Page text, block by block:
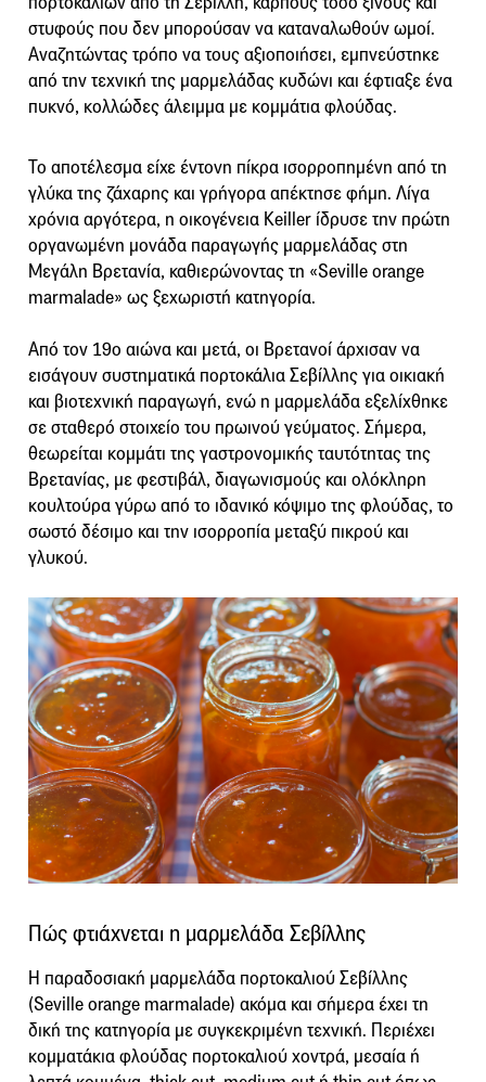
στυφούς που δεν μπορούσαν να καταναλωθούν ωμοί.
Αναζητώντας τρόπο να τους αξιοποιήσει, εμπνεύστηκε
από την τεχνική της μαρμελάδας κυδώνι και έφτιαξε ένα
πυκνό, κολλώδες άλειμμα με κομμάτια φλούδας.
Το αποτέλεσμα είχε έντονη πίκρα ισορροπημένη από τη
γλύκα της ζάχαρης και γρήγορα απέκτησε φήμη. Λίγα
χρόνια αργότερα, η οικογένεια Keiller ίδρυσε την πρώτη
οργανωμένη μονάδα παραγωγής μαρμελάδας στη
Μεγάλη Βρετανία, καθιερώνοντας τη «Seville orange
marmalade» ως ξεχωριστή κατηγορία.
Από τον 19ο αιώνα και μετά, οι Βρετανοί άρχισαν να
εισάγουν συστηματικά πορτοκάλια Σεβίλλης για οικιακή
και βιοτεχνική παραγωγή, ενώ η μαρμελάδα εξελίχθηκε
σε σταθερό στοιχείο του πρωινού γεύματος. Σήμερα,
θεωρείται κομμάτι της γαστρονομικής ταυτότητας της
Βρετανίας, με φεστιβάλ, διαγωνισμούς και ολόκληρη
κουλτούρα γύρω από το ιδανικό κόψιμο της φλούδας, το
σωστό δέσιμο και την ισορροπία μεταξύ πικρού και
γλυκού.
Πώς φτιάχνεται η μαρμελάδα Σεβίλλης
Η παραδοσιακή μαρμελάδα πορτοκαλιού Σεβίλλης
(Seville orange marmalade) ακόμα και σήμερα έχει τη
δική της κατηγορία με συγκεκριμένη τεχνική. Περιέχει
κομματάκια φλούδας πορτοκαλιού χοντρά, μεσαία ή